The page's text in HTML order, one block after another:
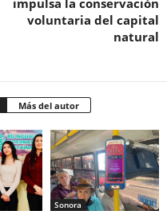
voluntaria del capital
natural
Más del autor
Sonora